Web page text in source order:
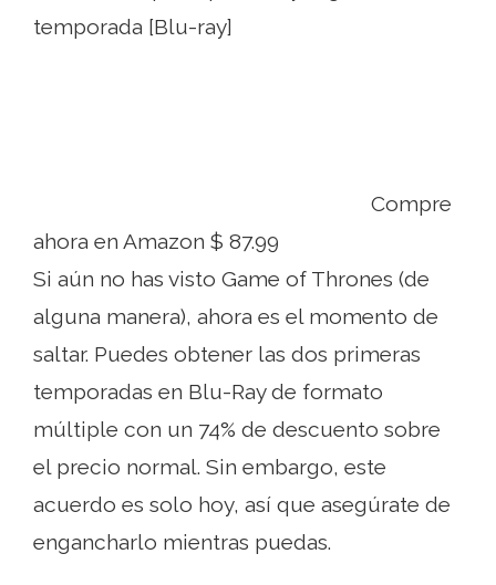
temporada [Blu-ray]
Compre
ahora en Amazon $ 87.99
Si aún no has visto Game of Thrones (de
alguna manera), ahora es el momento de
saltar. Puedes obtener las dos primeras
temporadas en Blu-Ray de formato
múltiple con un 74% de descuento sobre
el precio normal. Sin embargo, este
acuerdo es solo hoy, así que asegúrate de
engancharlo mientras puedas.